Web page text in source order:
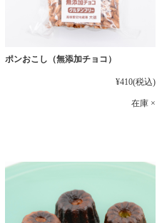
ポンおこし（無添加チョコ）
¥410(税込)
在庫 ×